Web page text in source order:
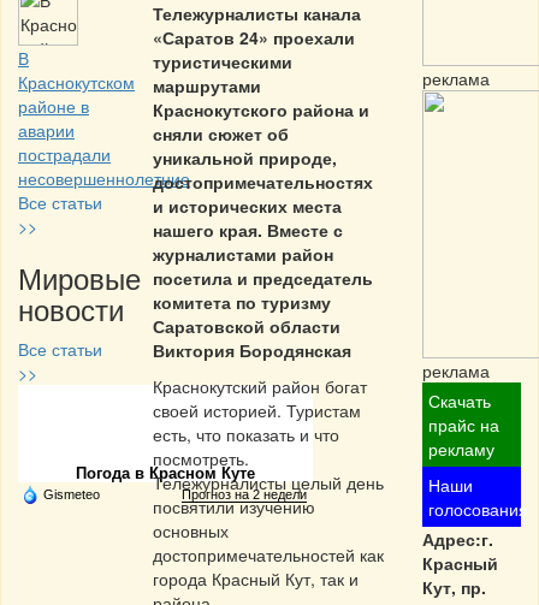
В
Краснокутском
районе в
аварии
пострадали
несовершеннолетние
Все статьи
>>
Мировые
новости
Все статьи
>>
Частная реклама
Погода в Красном Куте
Gismeteo Прогноз на 2 недели
Тележурналисты канала
«Саратов 24» проехали
туристическими
маршрутами
Краснокутского района и
сняли сюжет об
уникальной природе,
достопримечательностях
и исторических места
нашего края. Вместе с
журналистами район
посетила и председатель
комитета по туризму
Саратовской области
Виктория Бородянская
Краснокутский район богат
своей историей. Туристам
есть, что показать и что
посмотреть.
Тележурналисты целый день
посвятили изучению
основных
достопримечательностей как
города Красный Кут, так и
реклама
реклама
Скачать
прайс на
рекламу
Наши
голосования
Адрес:г.
Красный
Кут, пр.